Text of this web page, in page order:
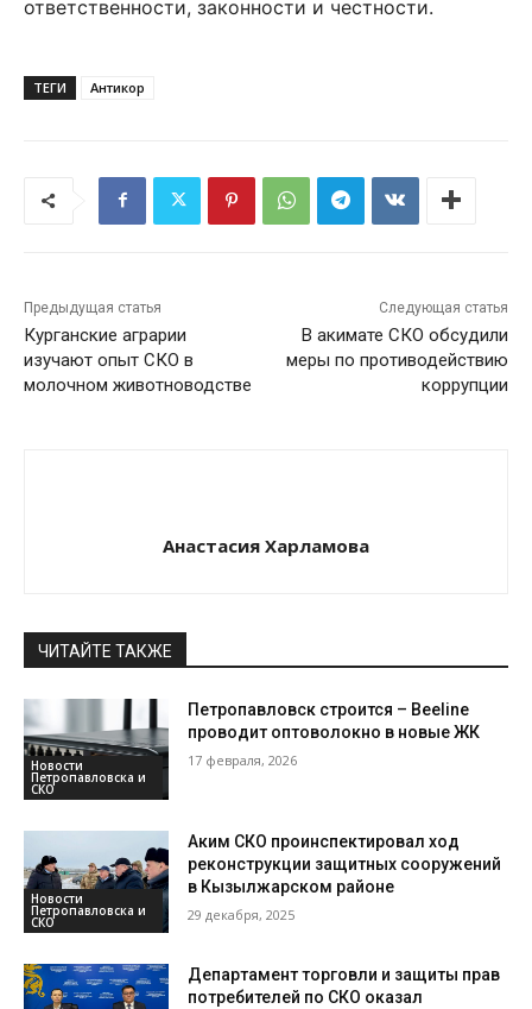
ответственности, законности и честности.
ТЕГИ Антикор
Предыдущая статья
Курганские аграрии
изучают опыт СКО в
молочном животноводстве
Следующая статья
В акимате СКО обсудили
меры по противодействию
коррупции
Анастасия Харламова
ЧИТАЙТЕ ТАКЖЕ
Новости
Петропавловска и
СКО
Петропавловск строится – Beeline
проводит оптоволокно в новые ЖК
17 февраля, 2026
Новости
Петропавловска и
СКО
Аким СКО проинспектировал ход
реконструкции защитных сооружений
в Кызылжарском районе
29 декабря, 2025
Департамент торговли и защиты прав
потребителей по СКО оказал